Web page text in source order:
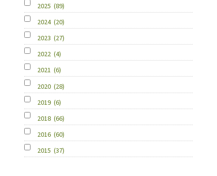
2025 (89)
2024 (20)
2023 (27)
2022 (4)
2021 (6)
2020 (28)
2019 (6)
2018 (66)
2016 (60)
2015 (37)